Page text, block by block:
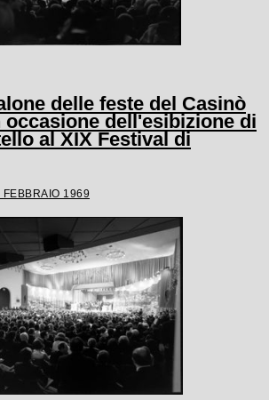
delle feste del Casinò
dell'esibizione di
al XIX Festival di
1969